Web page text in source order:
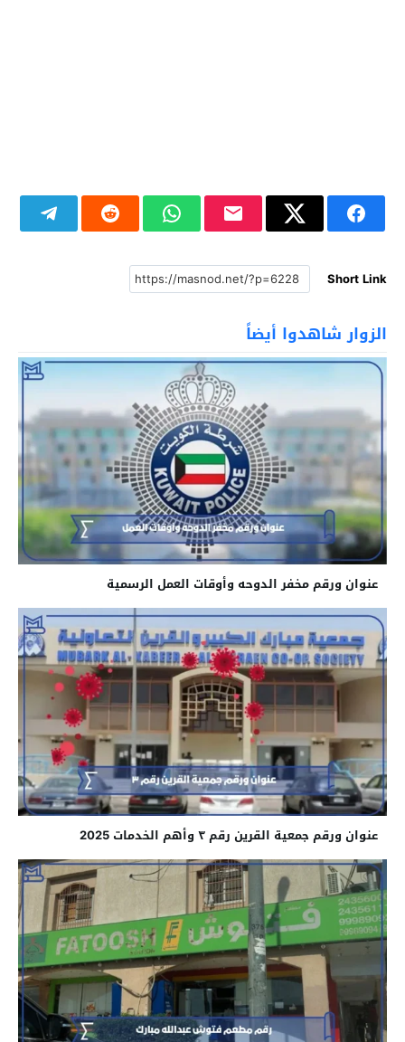
Short Link
الزوار شاهدوا أيضاً
عنوان ورقم مخفر الدوحه​ وأوقات العمل الرسمية
عنوان ورقم جمعية القرين رقم ٣ وأهم الخدمات 2025